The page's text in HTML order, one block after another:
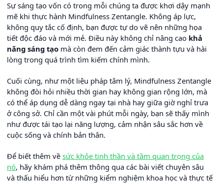
Sự sáng tạo vốn có trong mỗi chúng ta được khơi dậy mạnh
mẽ khi thực hành Mindfulness Zentangle. Không áp lực,
không quy tắc cố định, bạn được tự do vẽ nên những họa
tiết độc đáo và mới mẻ. Điều này không chỉ nâng cao khả
năng sáng tạo mà còn đem đến cảm giác thành tựu và hài
lòng trong quá trình tìm kiếm chính mình.
Cuối cùng, như một liệu pháp tâm lý, Mindfulness Zentangle
không đòi hỏi nhiều thời gian hay không gian rộng lớn, mà
có thể áp dụng dễ dàng ngay tại nhà hay giữa giờ nghỉ trưa
ở công sở. Chỉ cần một vài phút mỗi ngày, bạn sẽ thấy mình
như được tái tạo lại năng lượng, cảm nhận sâu sắc hơn về
cuộc sống và chính bản thân.
Để biết thêm về sức khỏe tinh thần và tầm quan trọng của
nó, hãy khám phá thêm thông qua các bài viết chuyên sâu
và thấu hiểu hơn từ những kiểm nghiệm khoa học và thực tế